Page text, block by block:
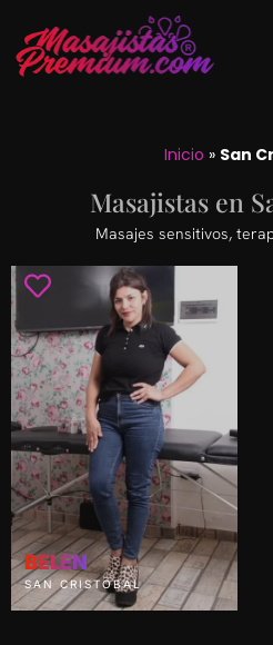
Inicio » San
Masajistas en
Masajes sensitivos,
BELEN
SAN CRISTOBAL